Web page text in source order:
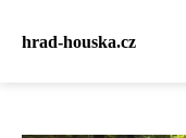
hrad-houska.cz